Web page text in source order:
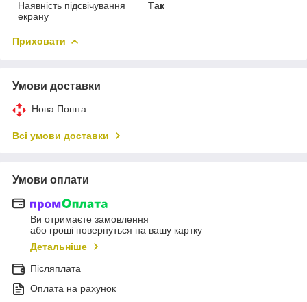
Наявність підсвічування
екрану
Так
Приховати
Умови доставки
Нова Пошта
Всі умови доставки
Умови оплати
Ви отримаєте замовлення
або гроші повернуться на вашу картку
Детальніше
Післяплата
Оплата на рахунок